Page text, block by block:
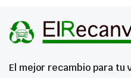
El mejor recambio para tu